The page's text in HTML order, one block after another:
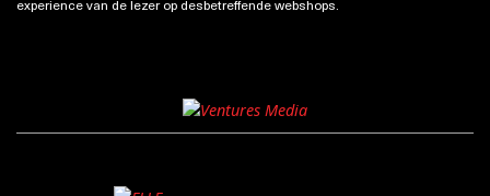
experience van de lezer op desbetreffende webshops.